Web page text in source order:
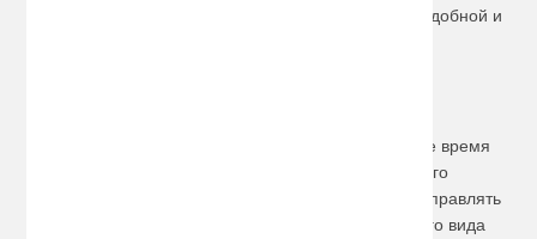
которые делают эксплуатацию транспорта более удобной и
Безусловно, езда на мотоцикле, особенно в темное время
суток, требует специальных навыков и качественного
головного света. Мото ксенон позволяет уверено управлять
байком во время ночных поездок, которые для этого вида